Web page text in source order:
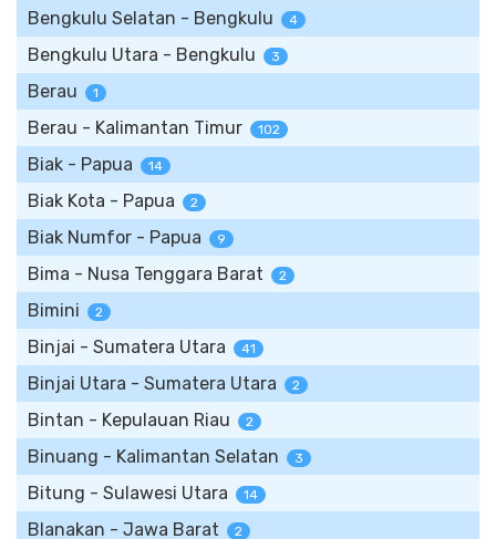
Bengkulu Selatan - Bengkulu 4
Bengkulu Utara - Bengkulu 3
Berau 1
Berau - Kalimantan Timur 102
Biak - Papua 14
Biak Kota - Papua 2
Biak Numfor - Papua 9
Bima - Nusa Tenggara Barat 2
Bimini 2
Binjai - Sumatera Utara 41
Binjai Utara - Sumatera Utara 2
Bintan - Kepulauan Riau 2
Binuang - Kalimantan Selatan 3
Bitung - Sulawesi Utara 14
Blanakan - Jawa Barat 2